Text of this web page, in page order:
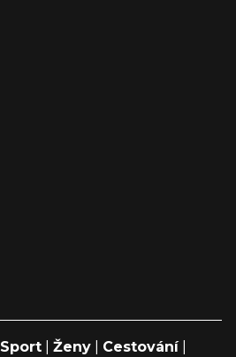
Sport Ženy Cestování|